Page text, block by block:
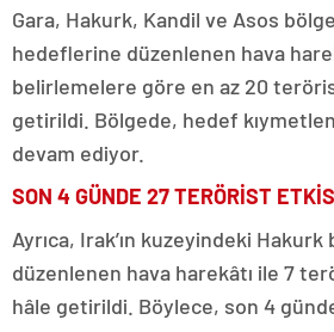
Gara, Hakurk, Kandil ve Asos
hedeflerine düzenlenen hava
belirlemelere göre en az 20
getirildi. Bölgede, hedef
devam ediyor.
SON 4 GÜNDE 27 TERÖRİST
Ayrıca, Irak’ın kuzeyindeki
düzenlenen hava harekâtı ile 7
hâle getirildi. Böylece, son 4